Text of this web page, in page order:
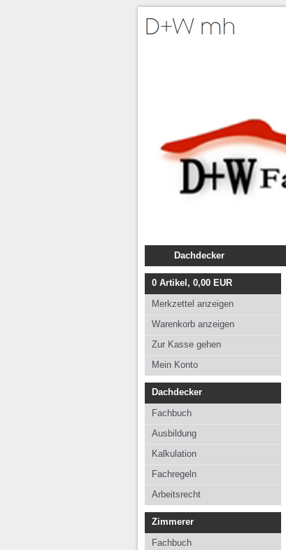
Dachdecker
Fachbuch
Ausbildung
Kalkulation
Fachregeln
Arbeitsrecht
0 Artikel, 0,00 EUR
Merkzettel anzeigen
Warenkorb anzeigen
Zur Kasse gehen
Mein Konto
Dachdecker
Fachbuch
Ausbildung
Kalkulation
Fachregeln
Arbeitsrecht
Zimmerer
Fachbuch